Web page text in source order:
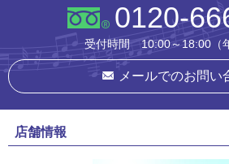
0120-
受付時間 10:00～18:00（
メールでのお問い
店舗情報